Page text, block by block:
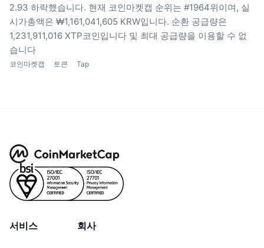
2.93 하락했습니다. 현재 코인마켓캡 순위는 #1964위이며, 실
시가총액은 ₩1,161,041,605 KRW입니다. 순환 공급량은
1,231,911,016 XTP코인입니다 및 최대 공급량을 이용할 수 없
습니다
코인마켓캡 토큰 Tap
서비스 회사